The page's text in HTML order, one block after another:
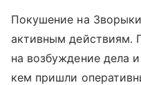
Покушение на
активным действиям.
на возбуждение дела
кем пришли